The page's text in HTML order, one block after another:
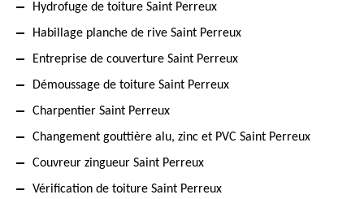
Hydrofuge de toiture Saint Perreux
Habillage planche de rive Saint Perreux
Entreprise de couverture Saint Perreux
Démoussage de toiture Saint Perreux
Charpentier Saint Perreux
Changement gouttière alu, zinc et PVC Saint Perreux
Couvreur zingueur Saint Perreux
Vérification de toiture Saint Perreux